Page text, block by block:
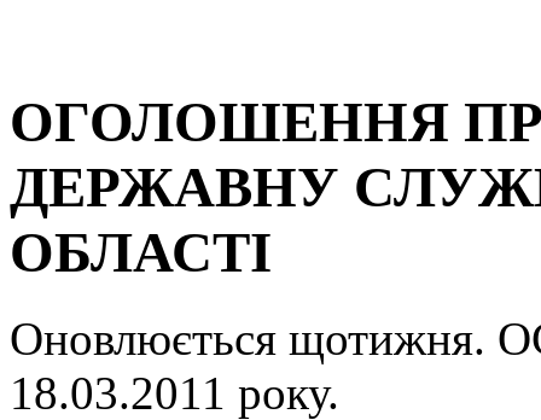
ОГОЛОШЕННЯ
ДЕРЖАВНУ
ОБЛАСТІ
Оновлюється
18.03.2011 року.